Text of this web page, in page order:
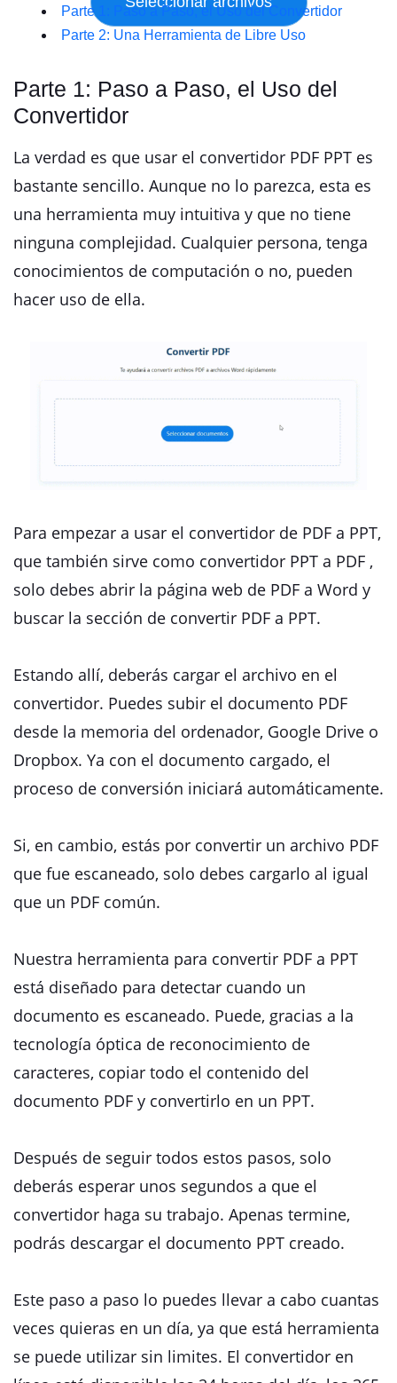
Parte 1: Paso a Paso, el Uso del Convertidor
Parte 2: Una Herramienta de Libre Uso
Parte 1: Paso a Paso, el Uso del
Convertidor
La verdad es que usar el convertidor PDF PPT es
bastante sencillo. Aunque no lo parezca, esta es
una herramienta muy intuitiva y que no tiene
ninguna complejidad. Cualquier persona, tenga
conocimientos de computación o no, pueden
hacer uso de ella.
Para empezar a usar el convertidor de PDF a PPT,
que también sirve como convertidor PPT a PDF ,
solo debes abrir la página web de PDF a Word y
buscar la sección de convertir PDF a PPT.
Estando allí, deberás cargar el archivo en el
convertidor. Puedes subir el documento PDF
desde la memoria del ordenador, Google Drive o
Dropbox. Ya con el documento cargado, el
proceso de conversión iniciará automáticamente.
Si, en cambio, estás por convertir un archivo PDF
que fue escaneado, solo debes cargarlo al igual
que un PDF común.
Nuestra herramienta para convertir PDF a PPT
está diseñado para detectar cuando un
documento es escaneado. Puede, gracias a la
tecnología óptica de reconocimiento de
caracteres, copiar todo el contenido del
documento PDF y convertirlo en un PPT.
Después de seguir todos estos pasos, solo
deberás esperar unos segundos a que el
convertidor haga su trabajo. Apenas termine,
podrás descargar el documento PPT creado.
Este paso a paso lo puedes llevar a cabo cuantas
veces quieras en un día, ya que está herramienta
se puede utilizar sin limites. El convertidor en